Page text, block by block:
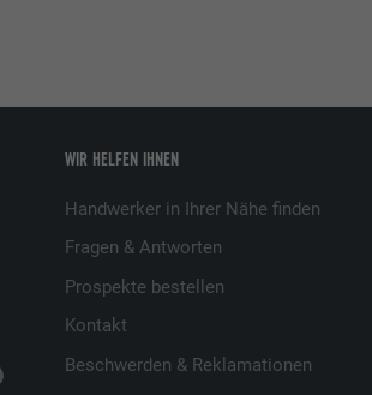
WIR HELFEN IHNEN
Handwerker in Ihrer Nähe finden
Fragen & Antworten
Prospekte bestellen
Kontakt
Beschwerden & Reklamationen
Verwendet vom Social-Networking-Dienst
Verwendung von eingebetteten
LinkedIn